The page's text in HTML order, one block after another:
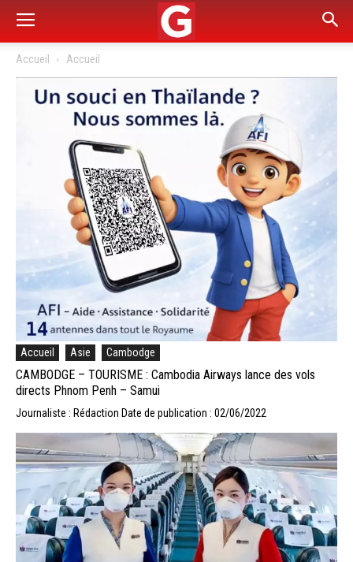
Accueil Accueil
Accueil Asie Cambodge
CAMBODGE – TOURISME : Cambodia Airways lance des vols
directs Phnom Penh – Samui
Journaliste : Rédaction Date de publication : 02/06/2022